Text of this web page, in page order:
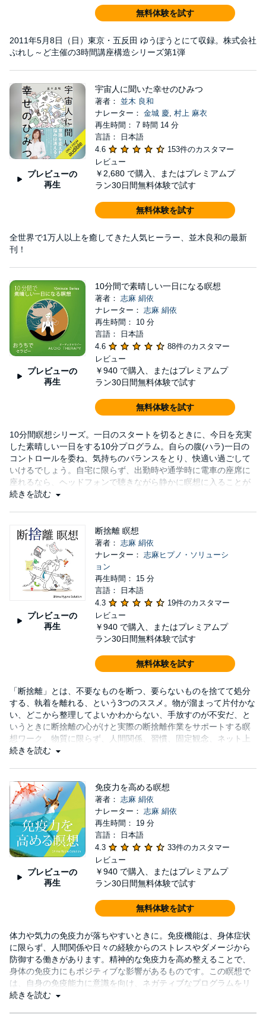
無料体験を試す
2011年5月8日（日）東京・五反田 ゆうぽうとにて収録。株式会社
ぷれし～ど主催の3時間講座構造シリーズ第1弾
プレビューの
再生
宇宙人に聞いた幸せのひみつ
著者： 並木 良和
ナレーター： 金城 慶, 村上 麻衣
再生時間： 7 時間 14 分
言語： 日本語
4.6
153件のカスタマー
レビュー
￥2,680 で購入、またはプレミアムプ
ラン30日間無料体験で試す
無料体験を試す
全世界で1万人以上を癒してきた人気ヒーラー、並木良和の最新
刊！
プレビューの
再生
10分間で素晴しい一日になる瞑想
著者： 志麻 絹依
ナレーター： 志麻 絹依
再生時間： 10 分
言語： 日本語
4.6
88件のカスタマー
レビュー
￥940 で購入、またはプレミアムプ
ラン30日間無料体験で試す
無料体験を試す
10分間瞑想シリーズ。一日のスタートを切るときに、今日を充実
した素晴しい一日をする10分プログラム。自らの腹(ハラ)一日の
コントロールを委ね、気持ちのバランスをとり、快適い過ごして
いけるでしょう。自宅に限らず、出勤時や通学時に電車の座席に
座れるなら、ヘッドフォンで聴きながら静かに瞑想に入ることが
可能です。あなたが素晴しい一日を過ごすことで、あなたと関わ
続きを読む
プレビューの
再生
断捨離 瞑想
著者： 志麻 絹依
ナレーター： 志麻ヒプノ・ソリューシ
ョン
再生時間： 15 分
言語： 日本語
4.3
19件のカスタマー
レビュー
￥940 で購入、またはプレミアムプ
ラン30日間無料体験で試す
無料体験を試す
「断捨離」とは、不要なものを断つ、要らないものを捨てて処分
する、執着を離れる、という3つのススメ。物が溜まって片付かな
い、どこから整理してよいかわからない、手放すのが不安だ、と
いうときに断捨離の心がけと実際の断捨離作業をサポートする瞑
想ワーク。物質に限らず、人間関係、習慣、固定観念、ネット上
の活動など、様々なテーマで断捨離をやってみよう。身の回りが
続きを読む
プレビューの
再生
免疫力を高める瞑想
著者： 志麻 絹依
ナレーター： 志麻 絹依
再生時間： 19 分
言語： 日本語
4.3
33件のカスタマー
レビュー
￥940 で購入、またはプレミアムプ
ラン30日間無料体験で試す
無料体験を試す
体力や気力の免疫力が落ちやすいときに。免疫機能は、身体症状
に限らず、人間関係や日々の経験からのストレスやダメージから
防御する働きがあります。精神的な免疫力を高め整えることで、
身体の免疫力にもポジティブな影響があるものです。この瞑想で
は、自身の免疫能力に意識を向け、ネガティブなプログラムをリ
セットし、再起動をかけます。心と体が落ち着き、健やかでパワ
続きを読む